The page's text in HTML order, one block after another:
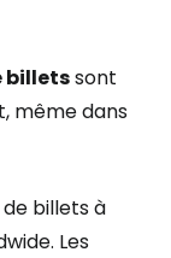
billetssont
même dans
billets à
Les